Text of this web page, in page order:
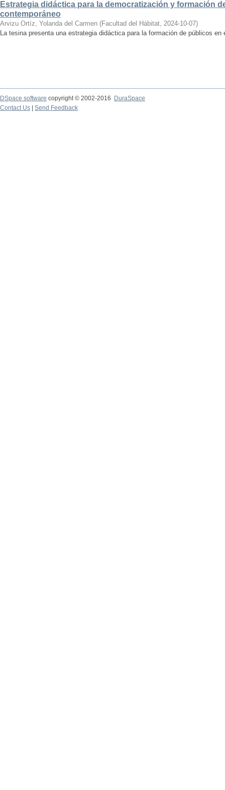
Estrategia didáctica para la democratización y formación
contemporáneo
Arvizu Ortíz, Yolanda del Carmen (Facultad del Hábitat, 2024-10-07)
La tesina presenta una estrategia didáctica para la formación de públicos en
DSpace software copyright © 2002-2016
DuraSpace
Contact Us
Send Feedback